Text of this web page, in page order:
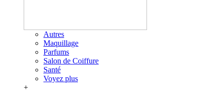
Autres
Maquillage
Parfums
Salon de Coiffure
Santé
Voyez plus
+